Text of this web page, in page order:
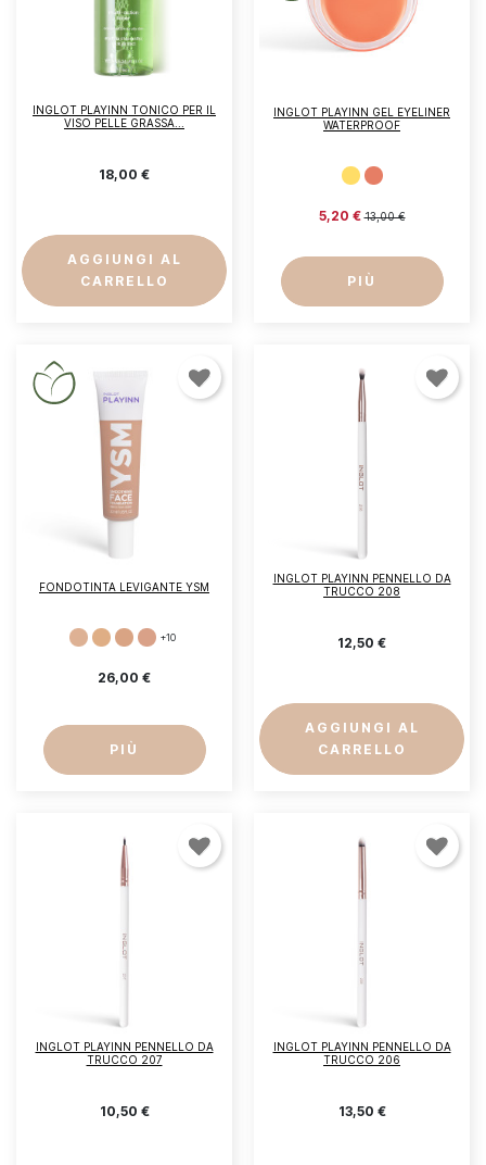
INGLOT PLAYINN TONICO PER IL
VISO PELLE GRASSA...
18,00 €
AGGIUNGI AL
CARRELLO
INGLOT PLAYINN GEL EYELINER
WATERPROOF
5,20 €13,00 €
PIÙ
FONDOTINTA LEVIGANTE YSM
+10
26,00 €
PIÙ
INGLOT PLAYINN PENNELLO DA
TRUCCO 208
12,50 €
AGGIUNGI AL
CARRELLO
INGLOT PLAYINN PENNELLO DA
TRUCCO 207
10,50 €
INGLOT PLAYINN PENNELLO DA
TRUCCO 206
13,50 €